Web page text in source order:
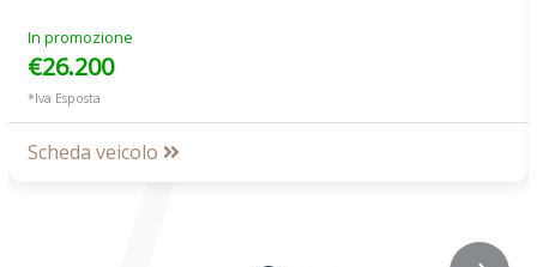
In promozione
€26.200
*Iva Esposta
Scheda veicolo